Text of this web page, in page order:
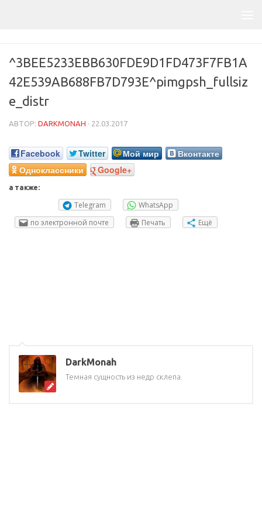
^3BEE5233EBB630FDE9D1FD473F7FB1A
42E539AB688FB7D793E^pimgpsh_fullsiz
e_distr
АВТОР: DARKMONAH · 22.03.2017
Facebook Twitter Мой мир
Вконтакте
Одноклассники
Google+
а также:
Telegram
WhatsApp
по электронной почте
Печать Ещё
DarkMonah
Темная сущность из недр склепа.